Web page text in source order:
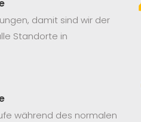
damit sind wir der
Standorte in
während des normalen